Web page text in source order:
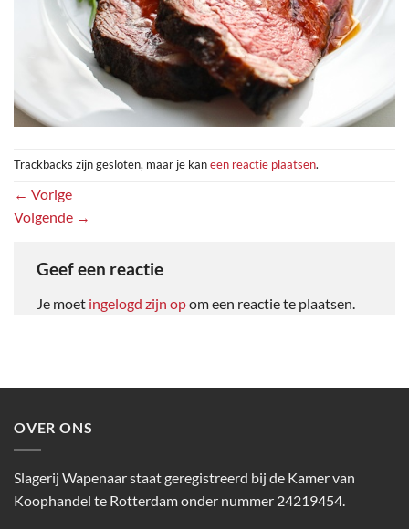
Trackbacks zijn gesloten, maar je kaneen reactie plaatsen.
← Vorige
Volgende →
Geef een reactie
Je moet ingelogd zijn opom een reactie te plaatsen.
OVER ONS
Slagerij Wapenaar staat geregistreerd bij de Kamer van
Koophandel te Rotterdam onder nummer 24219454.